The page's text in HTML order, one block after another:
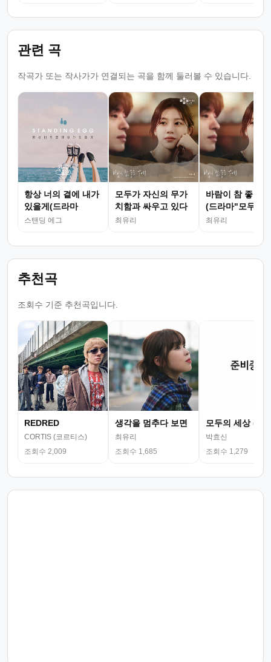
관련 곡
작곡가 또는 작사가가 연결되는 곡을 함께 둘러볼 수 있습니다.
항상 너의 곁에 내가
있을게(드라마
스탠딩 에그
모두가 자신의 무가
치함과 싸우고 있다
OST Part.5
최유리
바람이 참 좋은
(드라마"모두가
자..")
최유리
추천곡
조회수 기준 추천곡입니다.
REDRED
CORTIS (코르티스)
조회수 2,009
생각을 멈추다 보면
최유리
조회수 1,685
모두의 세상 (뮤
박효신
조회수 1,279